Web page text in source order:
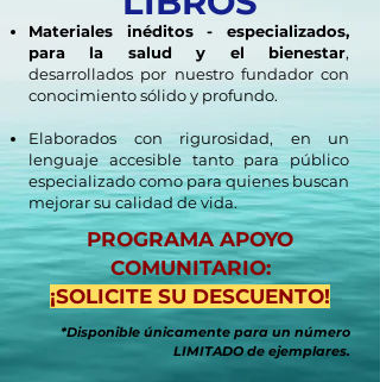
Materiales inéditos - especializados,
para la salud y el bienestar,
desarrollados por nuestro fundador con
conocimiento sólido y profundo.
Elaborados con rigurosidad, en un
lenguaje accesible tanto para público
especializado como para quienes buscan
mejorar su calidad de vida.
PROGRAMA APOYO
COMUNITARIO:
¡SOLICITE SU DESCUENTO!
*Disponible únicamente para un número
LIMITADO de ejemplares.